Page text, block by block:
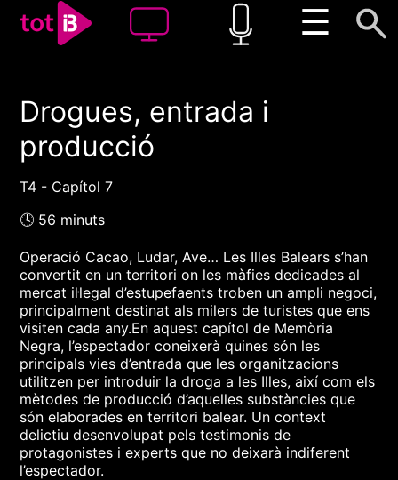
☰
00:00 00:00
1x
Drogues, entrada i
producció
T4 - Capítol 7
🕓 56 minuts
Operació Cacao, Ludar, Ave… Les Illes Balears s’han
convertit en un territori on les màfies dedicades al
mercat il·legal d’estupefaents troben un ampli negoci,
principalment destinat als milers de turistes que ens
visiten cada any.En aquest capítol de Memòria
Negra, l’espectador coneixerà quines són les
principals vies d’entrada que les organitzacions
utilitzen per introduir la droga a les Illes, així com els
mètodes de producció d’aquelles substàncies que
són elaborades en territori balear. Un context
delictiu desenvolupat pels testimonis de
protagonistes i experts que no deixarà indiferent
l’espectador.